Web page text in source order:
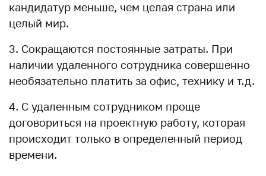
кандидатур меньше, чем целая страна или
целый мир.
3. Сокращаются постоянные затраты. При
наличии удаленного сотрудника совершенно
необязательно платить за офис, технику и т.д.
4. С удаленным сотрудником проще
договориться на проектную работу, которая
происходит только в определенный период
времени.